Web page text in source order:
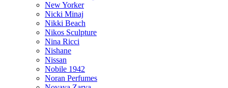
New Yorker
Nicki Minaj
Nikki Beach
Nikos Sculpture
Nina Ricci
Nishane
Nissan
Nobile 1942
Noran Perfumes